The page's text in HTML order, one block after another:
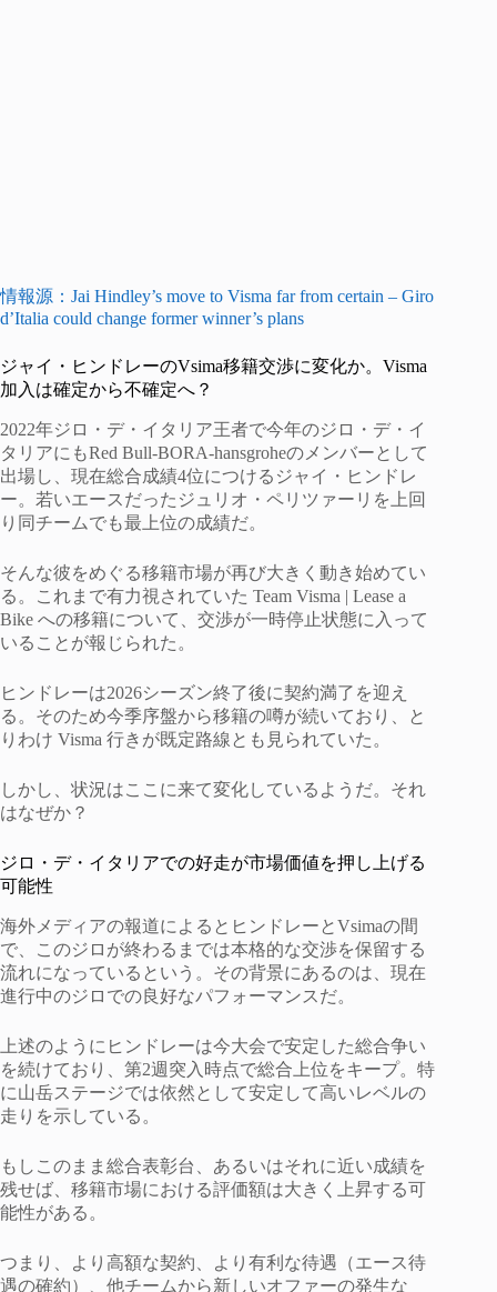
情報源：Jai Hindley’s move to Visma far from certain – Giro
d’Italia could change former winner’s plans
ジャイ・ヒンドレーのVsima移籍交渉に変化か。Visma
加入は確定から不確定へ？
2022年ジロ・デ・イタリア王者で今年のジロ・デ・イ
タリアにもRed Bull-BORA-hansgroheのメンバーとして
出場し、現在総合成績4位につけるジャイ・ヒンドレ
ー。若いエースだったジュリオ・ペリツァーリを上回
り同チームでも最上位の成績だ。
そんな彼をめぐる移籍市場が再び大きく動き始めてい
る。これまで有力視されていた Team Visma | Lease a
Bike への移籍について、交渉が一時停止状態に入って
いることが報じられた。
ヒンドレーは2026シーズン終了後に契約満了を迎え
る。そのため今季序盤から移籍の噂が続いており、と
りわけ Visma 行きが既定路線とも見られていた。
しかし、状況はここに来て変化しているようだ。それ
はなぜか？
ジロ・デ・イタリアでの好走が市場価値を押し上げる
可能性
海外メディアの報道によるとヒンドレーとVsimaの間
で、このジロが終わるまでは本格的な交渉を保留する
流れになっているという。その背景にあるのは、現在
進行中のジロでの良好なパフォーマンスだ。
上述のようにヒンドレーは今大会で安定した総合争い
を続けており、第2週突入時点で総合上位をキープ。特
に山岳ステージでは依然として安定して高いレベルの
走りを示している。
もしこのまま総合表彰台、あるいはそれに近い成績を
残せば、移籍市場における評価額は大きく上昇する可
能性がある。
つまり、より高額な契約、より有利な待遇（エース待
遇の確約）、他チームから新しいオファーの発生な